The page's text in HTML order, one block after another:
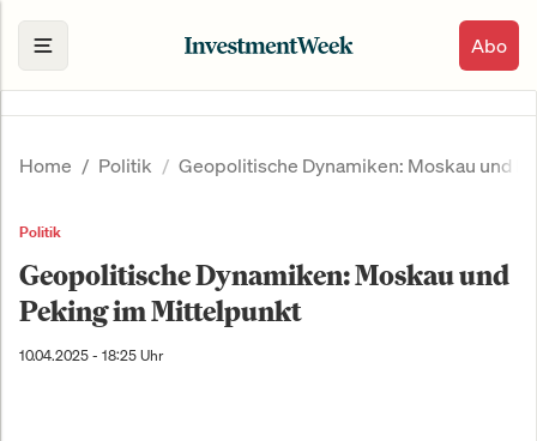
Abo
Home Politik Geopolitische Dynamiken: Moskau und
Politik
Geopolitische Dynamiken: Moskau und
Peking im Mittelpunkt
10.04.2025 - 18:25 Uhr